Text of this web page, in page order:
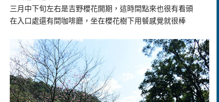
三月中下旬左右是吉野櫻花開期，這時間點來也很有看頭
在入口處還有間咖啡廳，坐在櫻花樹下用餐感覺就很棒